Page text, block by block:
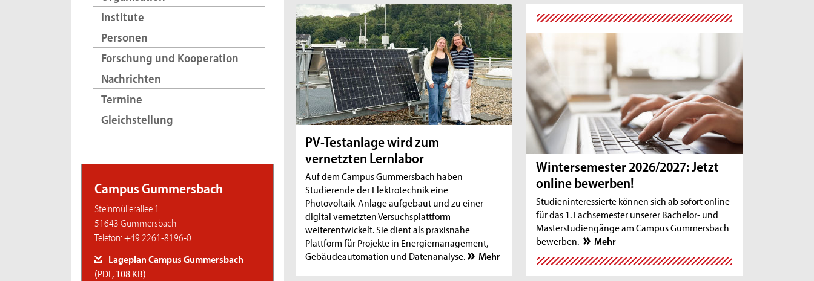
Institute
Personen
Forschung und Kooperation
Nachrichten
Termine
Gleichstellung
Campus Gummersbach
Steinmüllerallee 1
51643 Gummersbach
Telefon: +49 2261-8196-0
Lageplan Campus Gummersbach
(PDF, 108 KB)
PV-Testanlage wird zum
vernetzten Lernlabor
Auf dem Campus Gummersbach haben
Studierende der Elektrotechnik eine
Photovoltaik-Anlage aufgebaut und zu einer
digital vernetzten Versuchsplattform
weiterentwickelt. Sie dient als praxisnahe
Plattform für Projekte in Energiemanagement,
Gebäudeautomation und Datenanalyse.
Mehr
Wintersemester 2026/2027: Jetzt
online bewerben!
Studieninteressierte können sich ab sofort online
für das 1. Fachsemester unserer Bachelor- und
Masterstudiengänge am Campus Gummersbach
bewerben.
Mehr